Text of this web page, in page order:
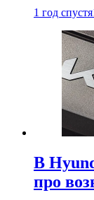
1 год спустя
В
про